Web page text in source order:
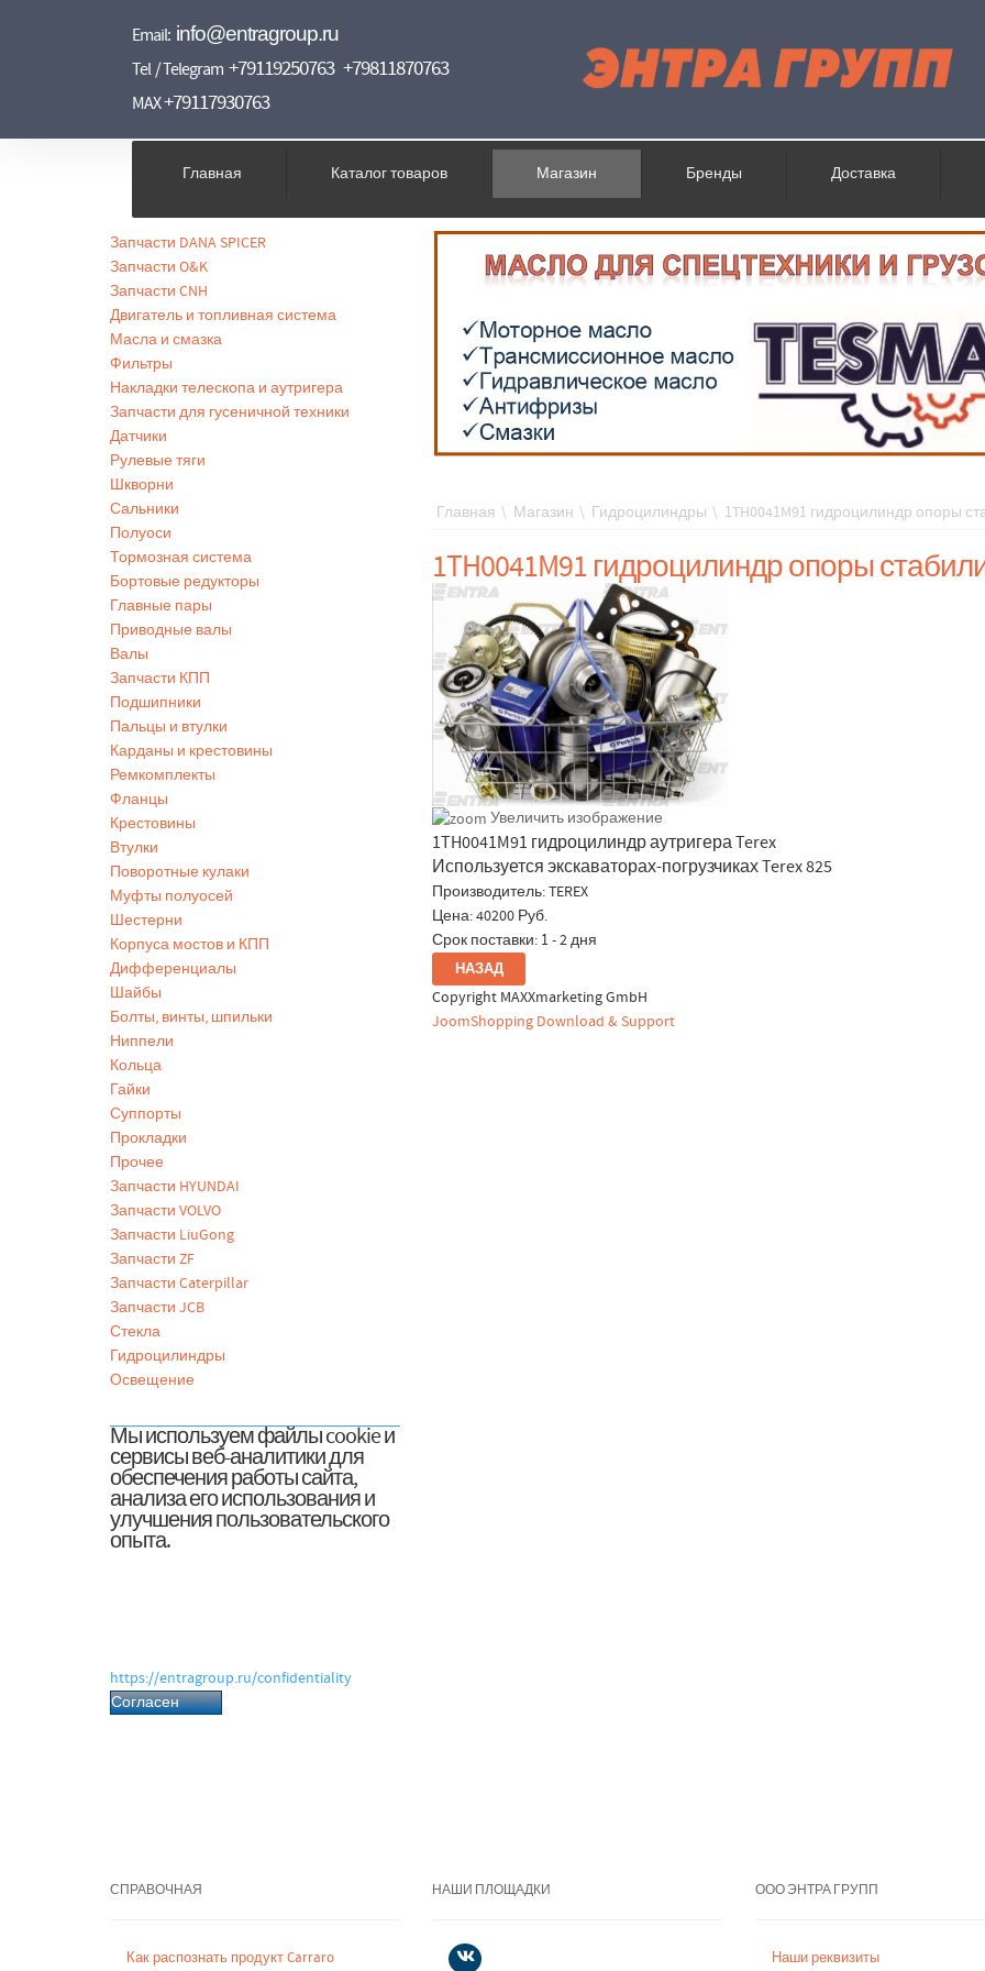
Email: info@entragroup.ru
Tel / Telegram +79119250763 +79811870763
MAX+79117930763
Главная Каталог товаров Магазин Бренды Доставка
Запчасти DANA SPICER
Запчасти O&K
Запчасти CNH
Двигатель и топливная система
Масла и смазка
Фильтры
Накладки телескопа и аутригера
Запчасти для гусеничной техники
Датчики
Рулевые тяги
Шкворни
Сальники
Полуоси
Тормозная система
Бортовые редукторы
Главные пары
Приводные валы
Валы
Запчасти КПП
Подшипники
Пальцы и втулки
Карданы и крестовины
Ремкомплекты
Фланцы
Крестовины
Втулки
Поворотные кулаки
Муфты полуосей
Шестерни
Корпуса мостов и КПП
Дифференциалы
Шайбы
Болты, винты, шпильки
Ниппели
Кольца
Гайки
Суппорты
Прокладки
Прочее
Запчасти HYUNDAI
Запчасти VOLVO
Запчасти LiuGong
Запчасти ZF
Запчасти Caterpillar
Запчасти JCB
Стекла
Гидроцилиндры
Освещение
Мы используем файлы cookie и
сервисы веб-аналитики для
обеспечения работы сайта,
анализа его использования и
улучшения пользовательского
опыта.
https://entragroup.ru/confidentiality
Согласен
Главная \ Магазин \ Гидроцилиндры \ 1TH0041M91 гидроцилиндр опоры
1TH0041M91 гидроцилиндр опоры
Увеличить изображение
1TH0041M91 гидроцилиндр аутригера Terex
Используется экскаваторах-погрузчиках Terex 825
Производитель:TEREX
Цена:40200 Руб.
Срок поставки: 1 - 2 дня
Copyright MAXXmarketing GmbH
JoomShopping Download & Support
СПРАВОЧНАЯ
Как распознать продукт Carraro
НАШИ ПЛОЩАДКИ ООО ЭНТРА ГРУПП
Наши реквизиты